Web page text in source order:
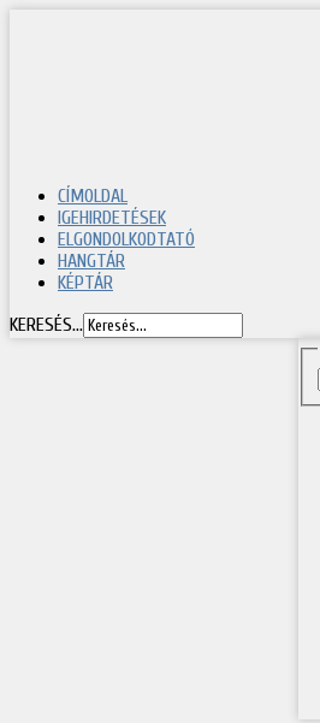
CÍMOLDAL
IGEHIRDETÉSEK
ELGONDOLKODTATÓ
HANGTÁR
KÉPTÁR
KERESÉS...